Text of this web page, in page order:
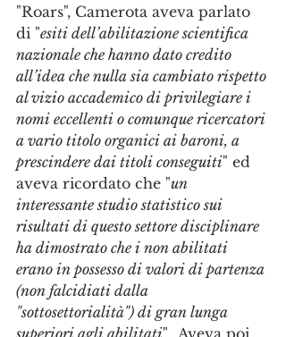
"Roars", Camerota aveva parlato
di "esiti dell’abilitazione scientifica
nazionale che hanno dato credito
all’idea che nulla sia cambiato rispetto
al vizio accademico di privilegiare i
nomi eccellenti o comunque ricercatori
a vario titolo organici ai baroni, a
prescindere dai titoli conseguiti" ed
aveva ricordato che "un
interessante studio statistico sui
risultati di questo settore disciplinare
ha dimostrato che i non abilitati
erano in possesso di valori di partenza
(non falcidiati dalla
"sottosettorialità") di gran lunga
superiori agli abilitati".  Aveva poi